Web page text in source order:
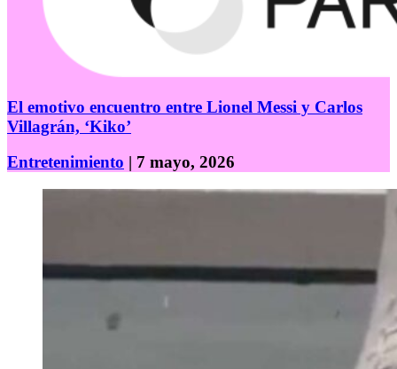
El emotivo encuentro entre Lionel Messi y Carlos
Villagrán, ‘Kiko’
Entretenimiento | 7 mayo, 2026